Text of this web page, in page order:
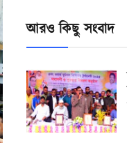
আরও কিছু সংবাদ